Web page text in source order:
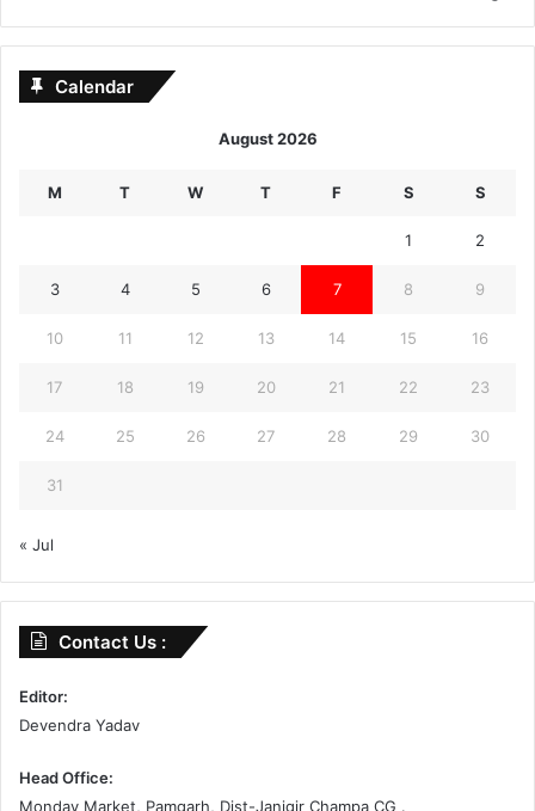
Calendar
August 2026
M T W T F S S
1 2
3 4 5 6 7 8 9
10 11 12 13 14 15 16
17 18 19 20 21 22 23
24 25 26 27 28 29 30
31
« Jul
Contact Us :
Editor:
Devendra Yadav
Head Office:
Monday Market, Pamgarh, Dist-Janjgir Champa CG .